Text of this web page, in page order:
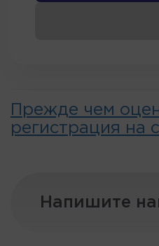
Прежде чем
регистрация на
Напишите